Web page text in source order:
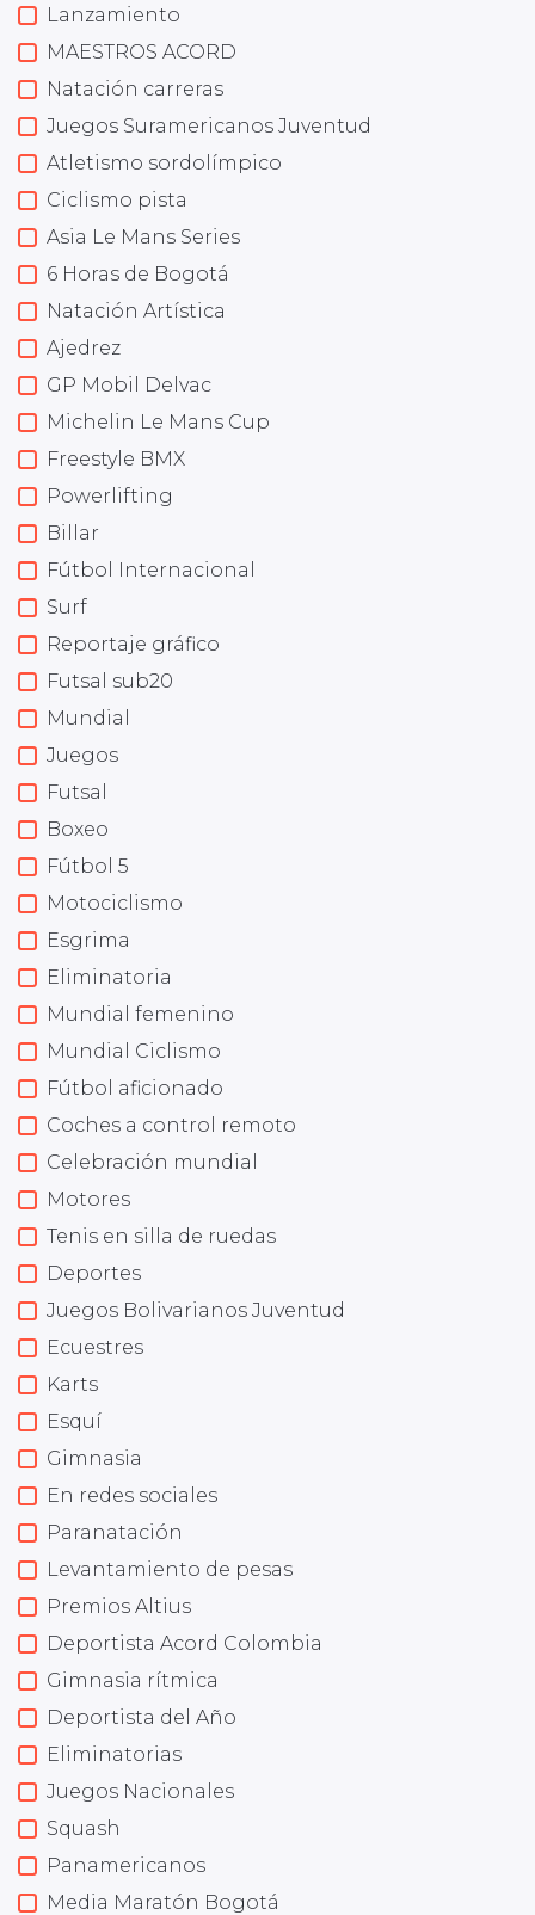
Lanzamiento
MAESTROS ACORD
Natación carreras
Juegos Suramericanos Juventud
Atletismo sordolímpico
Ciclismo pista
Asia Le Mans Series
6 Horas de Bogotá
Natación Artística
Ajedrez
GP Mobil Delvac
Michelin Le Mans Cup
Freestyle BMX
Powerlifting
Billar
Fútbol Internacional
Surf
Reportaje gráfico
Futsal sub20
Mundial
Juegos
Futsal
Boxeo
Fútbol 5
Motociclismo
Esgrima
Eliminatoria
Mundial femenino
Mundial Ciclismo
Fútbol aficionado
Coches a control remoto
Celebración mundial
Motores
Tenis en silla de ruedas
Deportes
Juegos Bolivarianos Juventud
Ecuestres
Karts
Esquí
Gimnasia
En redes sociales
Paranatación
Levantamiento de pesas
Premios Altius
Deportista Acord Colombia
Gimnasia rítmica
Deportista del Año
Eliminatorias
Juegos Nacionales
Squash
Panamericanos
Media Maratón Bogotá